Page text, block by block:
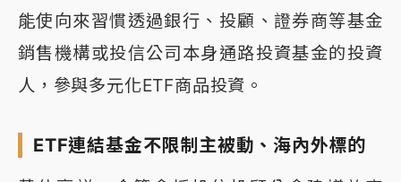
能使向來習慣透過銀行、投顧、證券商等基金
銷售機構或投信公司本身通路投資基金的投資
人，參與多元化ETF商品投資。
ETF連結基金不限制主被動、海內外標的